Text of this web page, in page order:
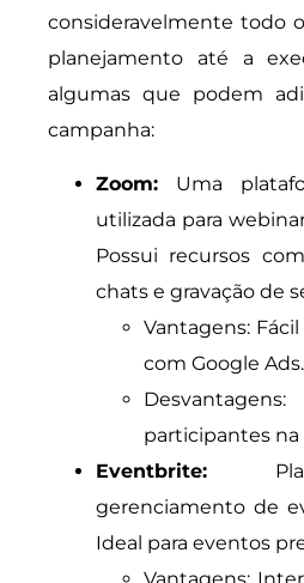
consideravelmente todo
planejamento até a
algumas que podem
campanha:
Zoom: Uma
utilizada para
Possui recursos
chats e gravação de
Vantagens:
com Google Ads.
participantes na
Eventbrite:
gerenciamento de
Ideal para eventos